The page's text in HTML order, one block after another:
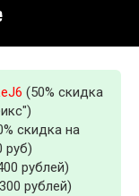
(50% скидка
скидка на
руб)
рублей)
рублей)